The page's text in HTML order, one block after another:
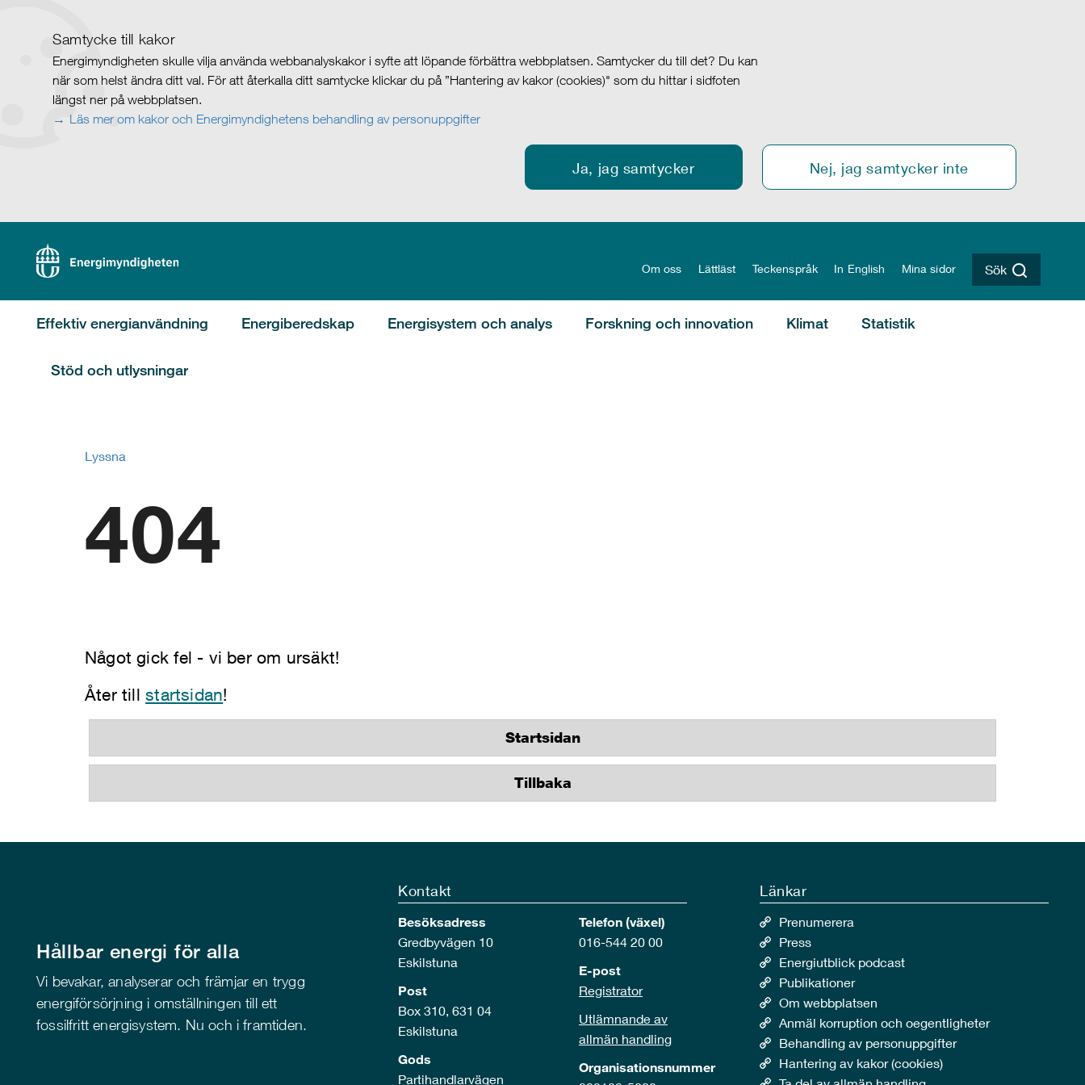
Samtycke till kakor
Energimyndigheten skulle vilja använda webbanalyskakor i syfte att löpande förbättra webbplatsen. Samtycker du till det? Du kan
när som helst ändra ditt val. För att återkalla ditt samtycke klickar du på ”Hantering av kakor (cookies)" som du hittar i sidfoten
längst ner på webbplatsen.
Läs mer om kakor och Energimyndighetens behandling av personuppgifter
Ja, jag samtycker Nej, jag samtycker inte
Om oss Lättläst Teckenspråk In English Mina sidor Sök
Effektiv energianvändning Energiberedskap Energisystem och analys Forskning och innovation Klimat Statistik
Stöd och utlysningar
Lyssna
404
Något gick fel - vi ber om ursäkt!
Åter tillstartsidan!
Startsidan
Tillbaka
Hållbar energi för alla
Vi bevakar, analyserar och främjar en trygg
energiförsörjning i omställningen till ett
fossilfritt energisystem. Nu och i framtiden.
Kontakt
Besöksadress
Gredbyvägen 10
Eskilstuna
Post
Box 310, 631 04
Eskilstuna
Gods
Partihandlarvägen
Telefon (växel)
016-544 20 00
E-post
Registrator
Utlämnande av
allmän handling
Organisationsnummer
Länkar
Prenumerera
Press
Energiutblick podcast
Publikationer
Om webbplatsen
Anmäl korruption och oegentligheter
Behandling av personuppgifter
Hantering av kakor (cookies)